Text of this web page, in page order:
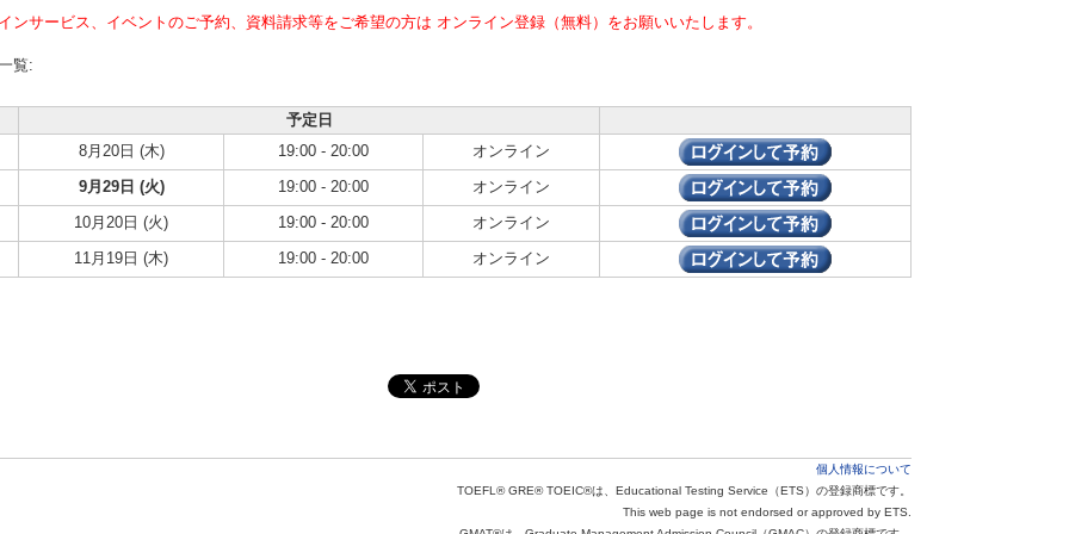
ンサービス、イベントのご予約、資料請求等をご希望の方は オンライン登録（無料）をお願いいたします。
覧:
予定日
8月20日 (木)
19:00 - 20:00
オンライン
9月29日 (火)
19:00 - 20:00
オンライン
10月20日 (火)
19:00 - 20:00
オンライン
11月19日 (木)
19:00 - 20:00 オンライン
個人情報について
TOEFL® GRE® TOEIC®は、Educational Testing Service（ETS）の登録商標です。
This web page is not endorsed or approved by ETS.